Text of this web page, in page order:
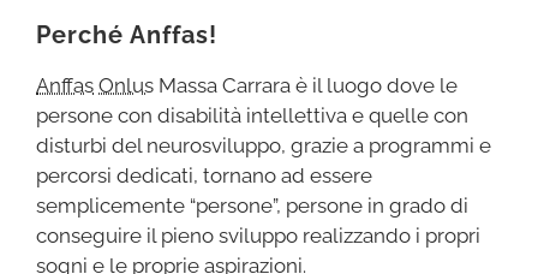
Perché Anffas!
Anffas Onlus Massa Carrara è il luogo dove le
persone con disabilità intellettiva e quelle con
disturbi del neurosviluppo, grazie a programmi e
percorsi dedicati, tornano ad essere
semplicemente “persone”, persone in grado di
conseguire il pieno sviluppo realizzando i propri
sogni e le proprie aspirazioni.